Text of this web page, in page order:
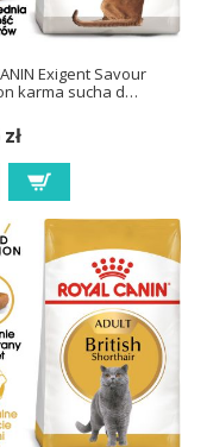
Exigent Savour
karma sucha d…